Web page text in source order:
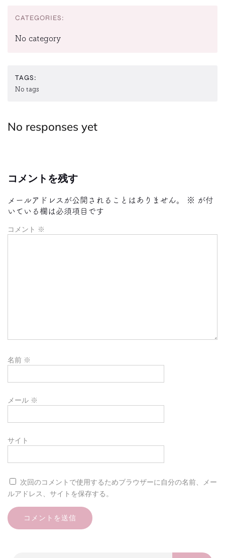
CATEGORIES:
No category
TAGS:
No tags
No responses yet
コメントを残す
メールアドレスが公開されることはありません。 ※ が付
いている欄は必須項目です
コメント ※
名前 ※
メール ※
サイト
次回のコメントで使用するためブラウザーに自分の名前、メー
ルアドレス、サイトを保存する。